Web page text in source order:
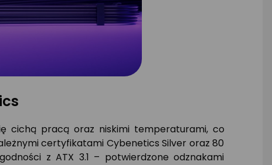
cichą pracą oraz niskimi temperaturami, co
certyfikatami Cybenetics Silver oraz 80
z ATX 3.1 – potwierdzone odznakami